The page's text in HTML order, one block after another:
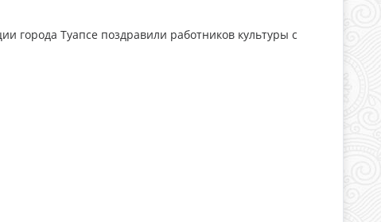
города Туапсе поздравили работников культуры с